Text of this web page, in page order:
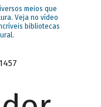
meios que
Veja no vídeo
bibliotecas